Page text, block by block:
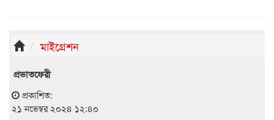
মাইগ্রেশন
প্রভাতফেরী
প্রকাশিত:
২১ নভেম্বর ২০২৪ ১২:৪০